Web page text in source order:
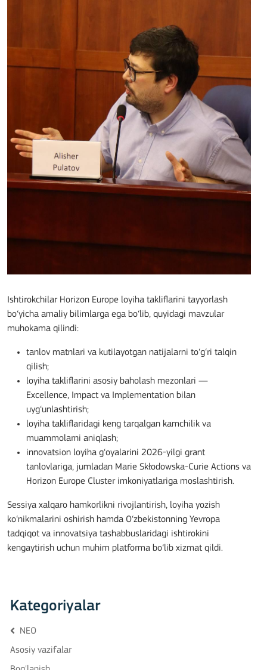
Ishtirokchilar Horizon Europe loyiha takliflarini tayyorlash
bo‘yicha amaliy bilimlarga ega bo‘lib, quyidagi mavzular
muhokama qilindi:
tanlov matnlari va kutilayotgan natijalarni to‘g‘ri talqin
qilish;
loyiha takliflarini asosiy baholash mezonlari —
Excellence, Impact va Implementation bilan
uyg‘unlashtirish;
loyiha takliflaridagi keng tarqalgan kamchilik va
muammolarni aniqlash;
innovatsion loyiha g‘oyalarini 2026-yilgi grant
tanlovlariga, jumladan Marie Skłodowska-Curie Actions va
Horizon Europe Cluster imkoniyatlariga moslashtirish.
Sessiya xalqaro hamkorlikni rivojlantirish, loyiha yozish
ko‘nikmalarini oshirish hamda O‘zbekistonning Yevropa
tadqiqot va innovatsiya tashabbuslaridagi ishtirokini
kengaytirish uchun muhim platforma bo‘lib xizmat qildi.
Kategoriyalar
NEO
Asosiy vazifalar